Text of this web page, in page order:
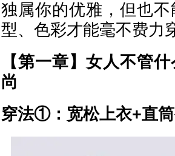
独属你的优雅，但也
型、色彩才能毫不费力
【第一章】女人不管
尚
穿法①：宽松上衣+直